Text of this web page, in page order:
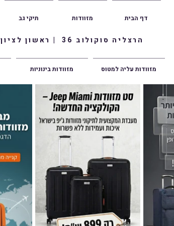
הרצליה סוקולוב 36 | ראשון לציון הרצל 47 | פתח תקווה אשכנזי 1
תיקי גב מזוודות דף הבית
מזוודות בינוניות מזוודות עליה למטוס